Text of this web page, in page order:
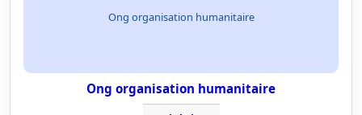
Ong organisation humanitaire
Ong organisation humanitaire